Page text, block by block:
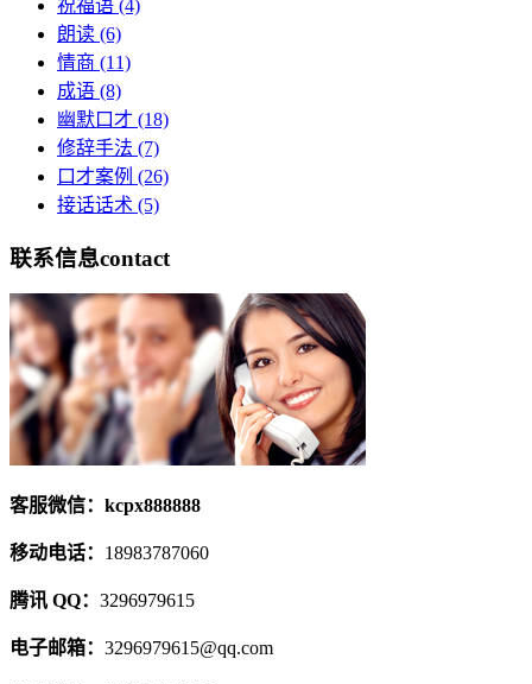
祝福语 (4)
朗读 (6)
情商 (11)
成语 (8)
幽默口才 (18)
修辞手法 (7)
口才案例 (26)
接话话术 (5)
联系信息contact
客服微信：kcpx888888
移动电话： 18983787060
腾讯 QQ： 3296979615
电子邮箱： 3296979615@qq.com